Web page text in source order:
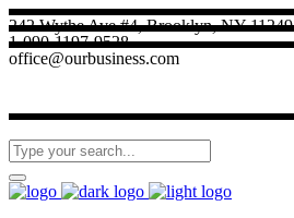
242 Wythe Ave #4, Brooklyn, NY 11249
1-090-1197-9528
office@ourbusiness.com